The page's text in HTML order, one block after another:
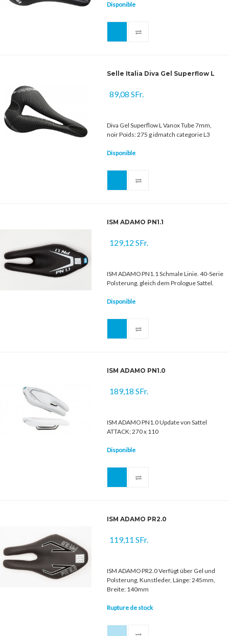
Disponible
Selle Italia Diva Gel Superflow L
89,08 SFr.
Diva Gel Superflow L Vanox Tube 7mm,
noir Poids: 275 g idmatch categorie L3
Disponible
ISM ADAMO PN1.1
129,12 SFr.
ISM ADAMO PN1.1 Schmale Linie. 40-Serie
Polsterung, gleich dem Prologue Sattel.
Disponible
ISM ADAMO PN1.0
189,18 SFr.
ISM ADAMO PN1.0 Update von Sattel
ATTACK; 270 x 110
Disponible
ISM ADAMO PR2.0
119,11 SFr.
ISM ADAMO PR2.0 Verfügt über Gel und
Polsterung, Kunstleder, Länge: 245mm,
Breite: 140mm
Rupture de stock